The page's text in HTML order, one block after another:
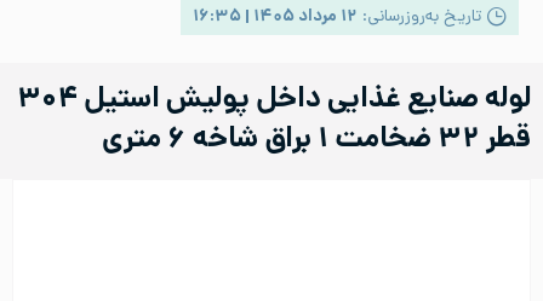
تاریخ به‌روزرسانی: ۱۲ مرداد ۱۴۰۵ | ۱۶:۳۵
لوله صنایع غذایی داخل پولیش استیل ۳۰۴
قطر ۳۲ ضخامت ۱ براق شاخه ۶ متری